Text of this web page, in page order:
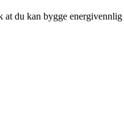
du kan bygge